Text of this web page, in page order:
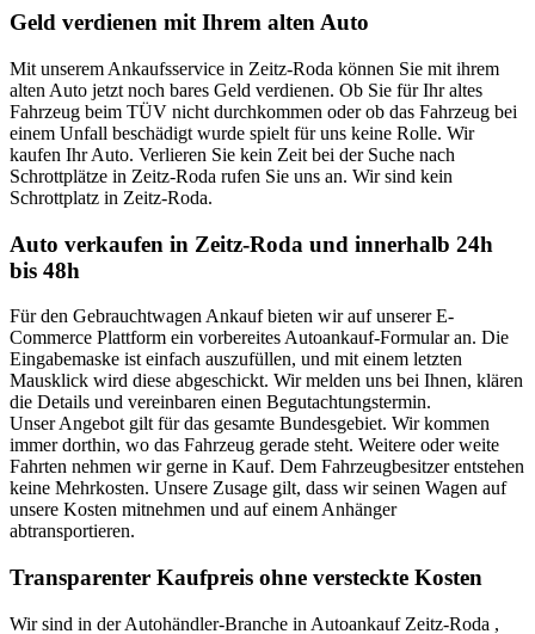
Geld verdienen mit Ihrem alten Auto
Mit unserem Ankaufsservice in Zeitz-Roda können Sie mit ihrem
alten Auto jetzt noch bares Geld verdienen. Ob Sie für Ihr altes
Fahrzeug beim TÜV nicht durchkommen oder ob das Fahrzeug bei
einem Unfall beschädigt wurde spielt für uns keine Rolle. Wir
kaufen Ihr Auto. Verlieren Sie kein Zeit bei der Suche nach
Schrottplätze in Zeitz-Roda rufen Sie uns an. Wir sind kein
Schrottplatz in Zeitz-Roda.
Auto verkaufen in Zeitz-Roda und innerhalb 24h
bis 48h
Für den Gebrauchtwagen Ankauf bieten wir auf unserer E-
Commerce Plattform ein vorbereites Autoankauf-Formular an. Die
Eingabemaske ist einfach auszufüllen, und mit einem letzten
Mausklick wird diese abgeschickt. Wir melden uns bei Ihnen, klären
die Details und vereinbaren einen Begutachtungstermin.
Unser Angebot gilt für das gesamte Bundesgebiet. Wir kommen
immer dorthin, wo das Fahrzeug gerade steht. Weitere oder weite
Fahrten nehmen wir gerne in Kauf. Dem Fahrzeugbesitzer entstehen
keine Mehrkosten. Unsere Zusage gilt, dass wir seinen Wagen auf
unsere Kosten mitnehmen und auf einem Anhänger
abtransportieren.
Transparenter Kaufpreis ohne versteckte Kosten
Wir sind in der Autohändler-Branche in Autoankauf Zeitz-Roda ,